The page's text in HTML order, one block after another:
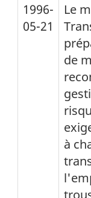
1996-
05-21
Le
de
à